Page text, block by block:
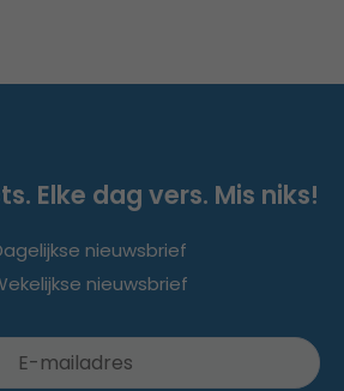
Elke dag vers. Mis niks!
nieuwsbrief
nieuwsbrief